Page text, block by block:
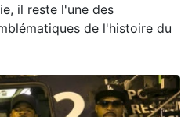
il reste l'une des
de l'histoire du